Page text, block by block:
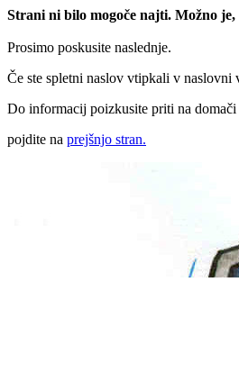
Strani ni bilo mogoče najti. Možno
Prosimo poskusite naslednje.
Če ste spletni naslov vtipkali v
Do informacij poizkusite priti na domači
pojdite na prejšnjo stran.